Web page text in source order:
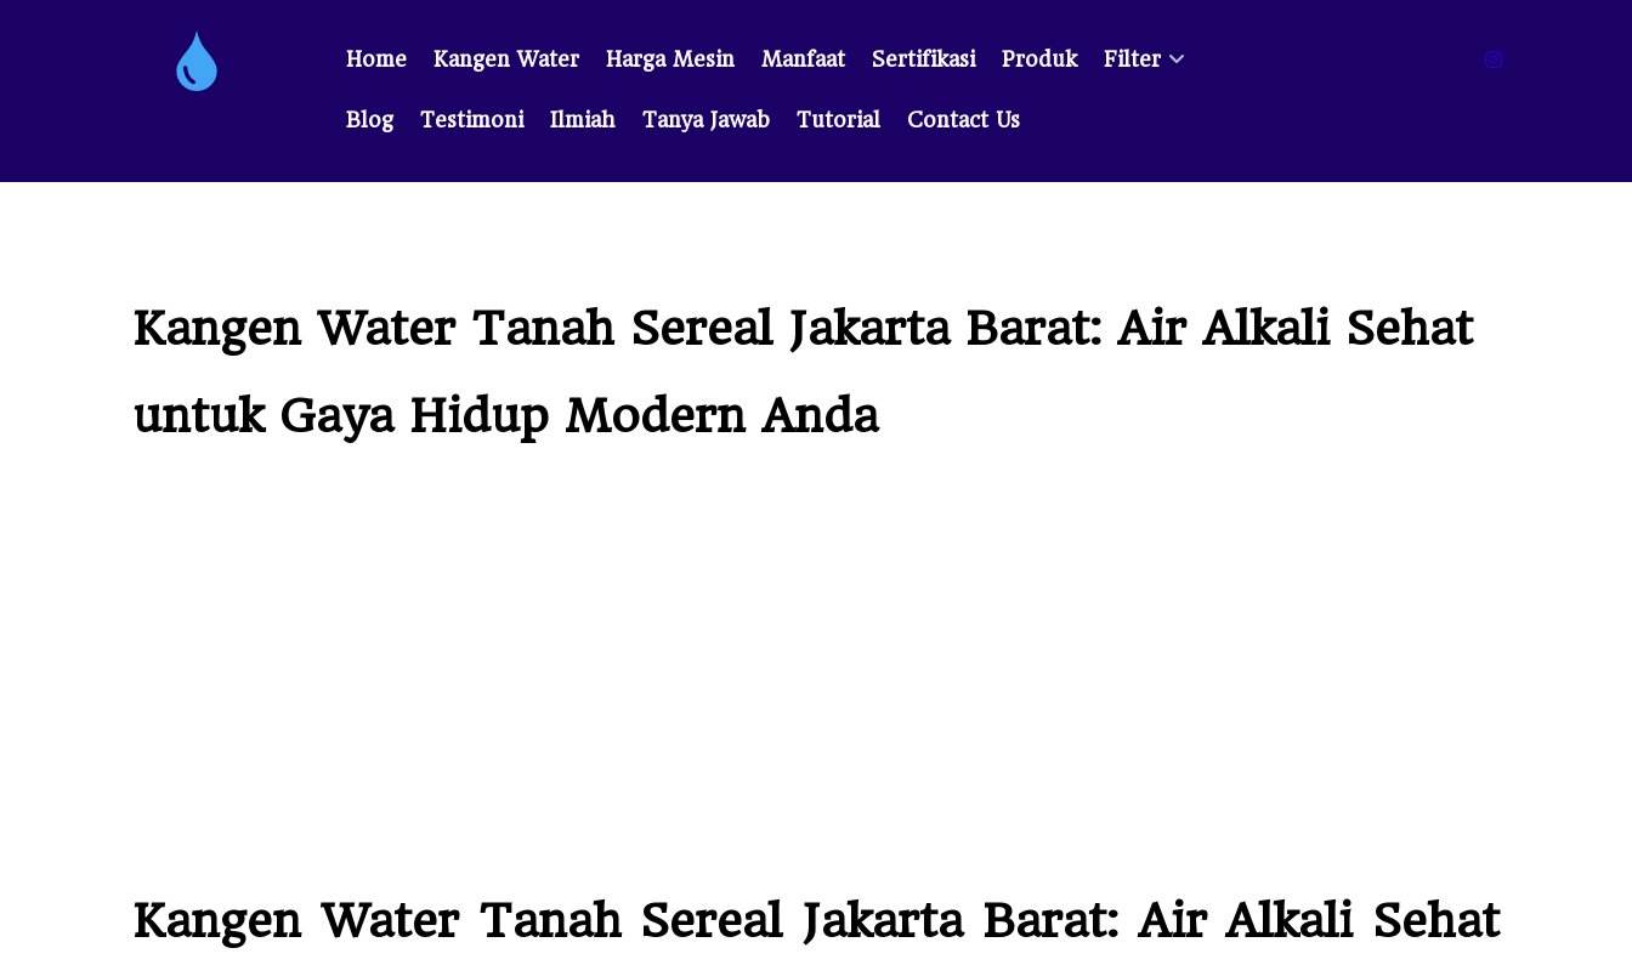
Home Kangen Water Harga Mesin Manfaat Sertifikasi Produk Filter
Blog Testimoni Ilmiah Tanya Jawab Tutorial Contact Us
Kangen Water Tanah Sereal Jakarta Barat: Air Alkali Sehat
untuk Gaya Hidup Modern Anda
Kangen Water Tanah Sereal Jakarta Barat: Air Alkali Sehat